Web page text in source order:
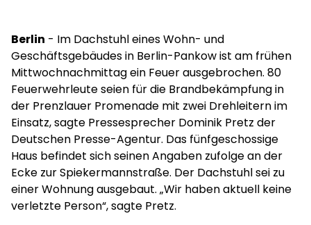
Berlin - Im Dachstuhl eines Wohn- und
Geschäftsgebäudes in Berlin-Pankow ist am frühen
Mittwochnachmittag ein Feuer ausgebrochen. 80
Feuerwehrleute seien für die Brandbekämpfung in
der Prenzlauer Promenade mit zwei Drehleitern im
Einsatz, sagte Pressesprecher Dominik Pretz der
Deutschen Presse-Agentur. Das fünfgeschossige
Haus befindet sich seinen Angaben zufolge an der
Ecke zur Spiekermannstraße. Der Dachstuhl sei zu
einer Wohnung ausgebaut. „Wir haben aktuell keine
verletzte Person“, sagte Pretz.